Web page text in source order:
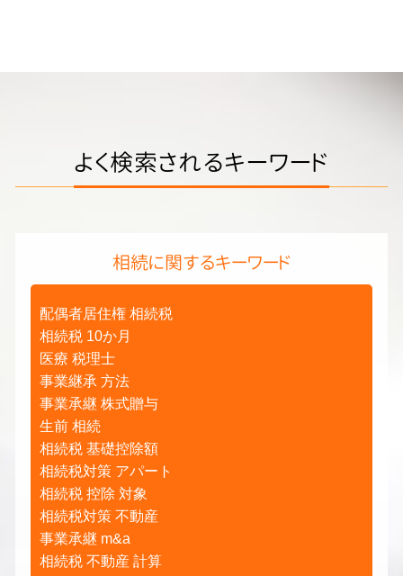
よく検索されるキーワード
相続に関するキーワード
配偶者居住権 相続税
相続税 10か月
医療 税理士
事業継承 方法
事業承継 株式贈与
生前 相続
相続税 基礎控除額
相続税対策 アパート
相続税 控除 対象
相続税対策 不動産
事業承継 m&a
相続税 不動産 計算